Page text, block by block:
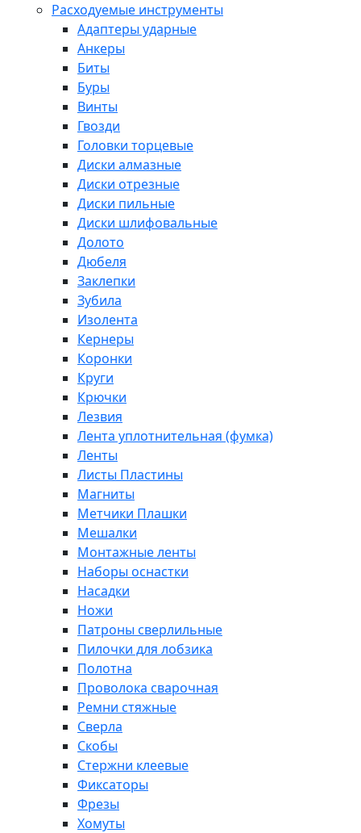
Расходуемые инструменты
Адаптеры ударные
Анкеры
Биты
Буры
Винты
Гвозди
Головки торцевые
Диски алмазные
Диски отрезные
Диски пильные
Диски шлифовальные
Долото
Дюбеля
Заклепки
Зубила
Изолента
Кернеры
Коронки
Круги
Крючки
Лезвия
Лента уплотнительная (фумка)
Ленты
Листы Пластины
Магниты
Метчики Плашки
Мешалки
Монтажные ленты
Наборы оснастки
Насадки
Ножи
Патроны сверлильные
Пилочки для лобзика
Полотна
Проволока сварочная
Ремни стяжные
Сверла
Скобы
Стержни клеевые
Фиксаторы
Фрезы
Хомуты